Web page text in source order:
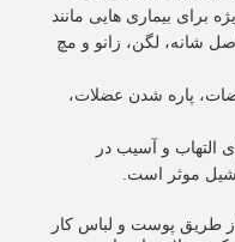
برای بیماری هایی مانند
شانه، لگن، زانو و مچ
پاره شدن عضلات،
التهاب و آسیب در
موثر است.
طریق پوست و لباس کار